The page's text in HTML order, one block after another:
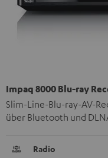
Impaq 8000 Blu-ray
Slim-Line-Blu-ray-AV-
über Bluetooth und
Radio